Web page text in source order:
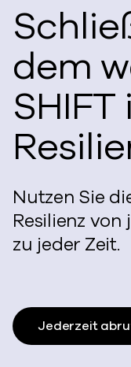
dem
Nutzen Sie
Resilienz
zu jeder Zeit.
Jederzeit